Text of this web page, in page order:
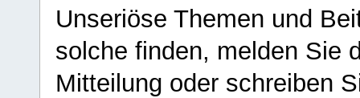
Unseriöse Themen und
solche finden, melden Sie
Mitteilung oder schreiben